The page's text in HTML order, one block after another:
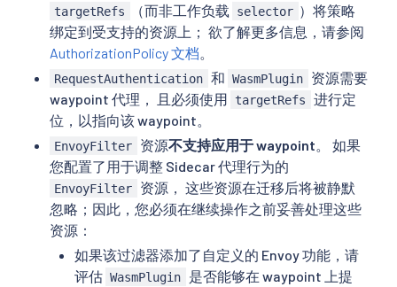
targetRefs （而非工作负载 selector ）将策略
绑定到受支持的资源上； 欲了解更多信息，请参阅
AuthorizationPolicy 文档
RequestAuthentication 和 WasmPlugin
资源需要
waypoint 代理， 且必须使用
targetRefs
进行定
位，以指向该 waypoint。
EnvoyFilter 资源不支持应用于 waypoint 。 如果
您配置了用于调整 Sidecar 代理行为的
EnvoyFilter
资源， 这些资源在迁移后将被静默
忽略；因此，您必须在继续操作之前妥善处理这些
资源：
如果该过滤器添加了自定义的 Envoy 功能，请
评估 WasmPlugin
是否能够在 waypoint 上提